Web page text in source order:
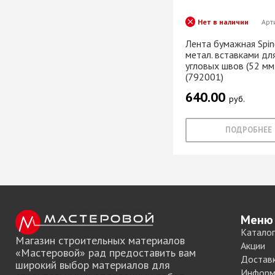
Хром)
ТРУБА D=16мм
ТРУБА D=25мм
ТРУБА D=32 и
перил
ТРУБА D=50мм И
Система шкафа-
Система шкафа-
Лента бумажная
метал. вставками
угловых швов (52
(792001)
Нет в наличии
640.00 руб.
ПОДРОБНЕЕ
Магазин строительных материалов
«Мастеровой» рад предоставить вам
широкий выбор материалов для
Меню
Каталог
Акции